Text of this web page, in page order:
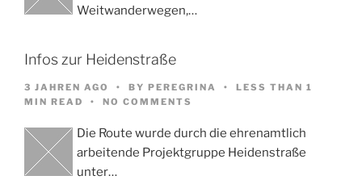
Weitwanderwegen,…
Infos zur Heidenstraße
3 JAHREN AGO BY PEREGRINA
LESS THAN 1
MIN READ
NO COMMENTS
Die Route wurde durch die ehrenamtlich
arbeitende Projektgruppe Heidenstraße
unter…